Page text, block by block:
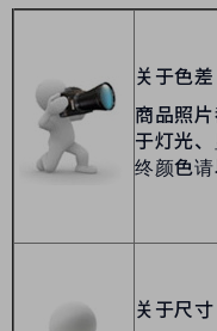
关于色差
商品照
于灯光
终颜色请
关于尺寸